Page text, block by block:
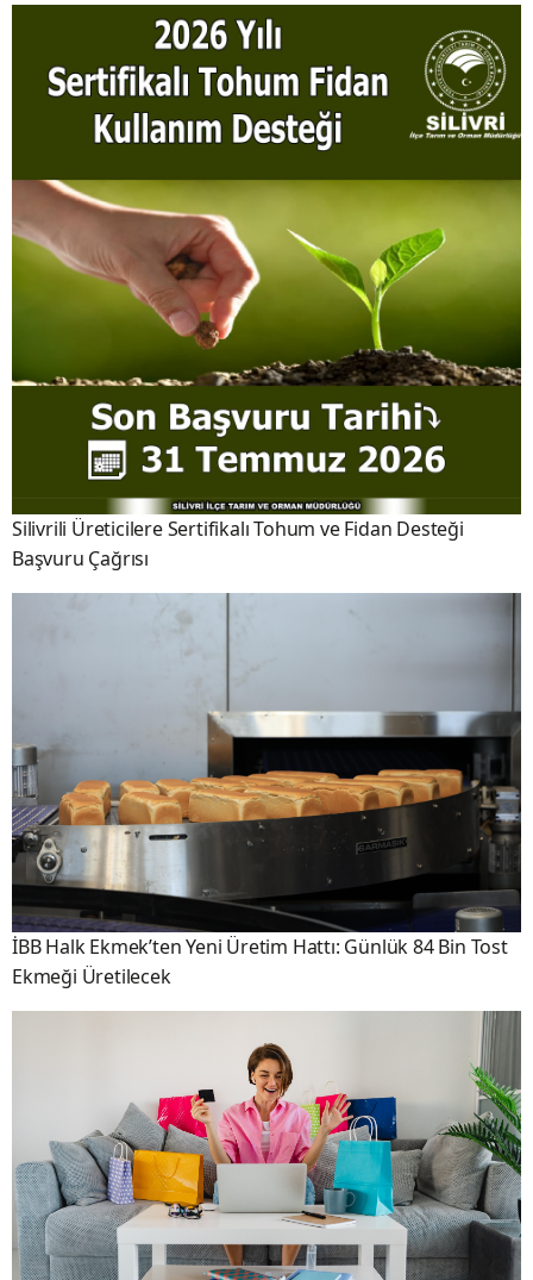
Silivrili Üreticilere Sertifikalı Tohum ve Fidan Desteği
Başvuru Çağrısı
İBB Halk Ekmek’ten Yeni Üretim Hattı: Günlük 84 Bin Tost
Ekmeği Üretilecek